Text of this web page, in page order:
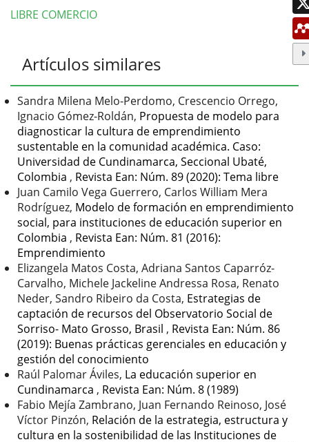
LIBRE COMERCIO
Detalles
del
artículo
Artículos similares
Sandra Milena Melo-Perdomo, Crescencio Orrego,
Ignacio Gómez-Roldán, Propuesta de modelo para
diagnosticar la cultura de emprendimiento
sustentable en la comunidad académica. Caso:
Universidad de Cundinamarca, Seccional Ubaté,
Colombia , Revista Ean: Núm. 89 (2020): Tema libre
Juan Camilo Vega Guerrero, Carlos William Mera
Rodríguez, Modelo de formación en emprendimiento
social, para instituciones de educación superior en
Colombia , Revista Ean: Núm. 81 (2016):
Emprendimiento
Elizangela Matos Costa, Adriana Santos Caparróz-
Carvalho, Michele Jackeline Andressa Rosa, Renato
Neder, Sandro Ribeiro da Costa, Estrategias de
captación de recursos del Observatorio Social de
Sorriso- Mato Grosso, Brasil , Revista Ean: Núm. 86
(2019): Buenas prácticas gerenciales en educación y
gestión del conocimiento
Raúl Palomar Áviles, La educación superior en
Cundinamarca , Revista Ean: Núm. 8 (1989)
Fabio Mejía Zambrano, Juan Fernando Reinoso, José
Víctor Pinzón, Relación de la estrategia, estructura y
cultura en la sostenibilidad de las Instituciones de